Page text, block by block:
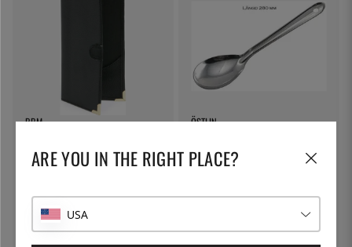
BBM ÖSTLIN
76 kr
ARE YOU IN THE RIGHT PLACE?
USA